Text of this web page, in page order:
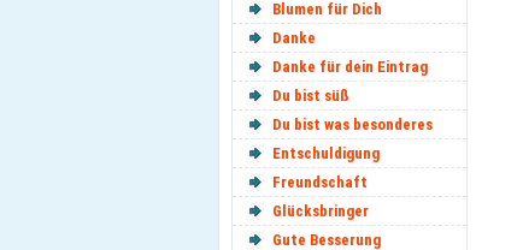
Blumen für Dich
Danke
Danke für dein Eintrag
Du bist süß
Du bist was besonderes
Entschuldigung
Freundschaft
Glücksbringer
Gute Besserung